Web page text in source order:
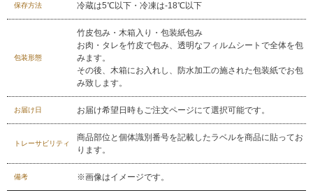
保存方法 冷蔵は5℃以下・冷凍は-18℃以下
包装形態
竹皮包み・木箱入り・包装紙包み
お肉・タレを竹皮で包み、透明なフィルムシートで全体を包
みます。
その後、木箱にお入れし、防水加工の施された包装紙でお包
み致します。
お届け日 お届け希望日時もご注文ページにて選択可能です。
トレーサビリティ
商品部位と個体識別番号を記載したラベルを商品に貼ってお
ります。
備考 ※画像はイメージです。